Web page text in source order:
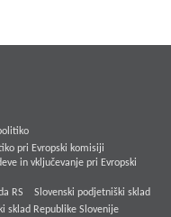
pri Evropski komisiji
in vključevanje pri Evropski
RS
Slovenski podjetniški sklad
sklad Republike Slovenije